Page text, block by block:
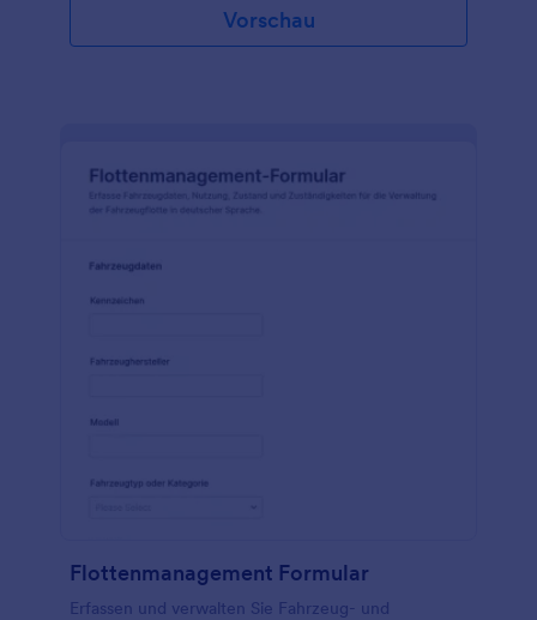
Vorschau
Flottenmanagement Formular
Erfassen und verwalten Sie Fahrzeug- und